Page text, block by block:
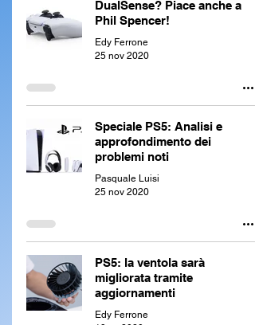
DualSense? Piace anche a
Phil Spencer!
Edy Ferrone
25 nov 2020
Speciale PS5: Analisi e
approfondimento dei
problemi noti
Pasquale Luisi
25 nov 2020
PS5: la ventola sarà
migliorata tramite
aggiornamenti
Edy Ferrone